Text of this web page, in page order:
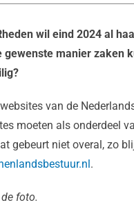
wil eind 2024 al
gewenste manier zaken
van de
moeten als onderdeel
gebeurt niet overal, zo
.
foto.